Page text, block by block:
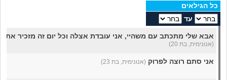
חיות מחמד
כל הגילאים
עד
אבא שלי מתכתב עם משהיי, אני עובדת אצלה וכל יום זה מזכיר את
(אנונימית, בת 20)
אני סתם רוצה לפרוק (אנונימית, בת 23)